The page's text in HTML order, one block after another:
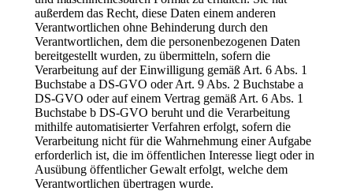
außerdem das Recht, diese Daten einem anderen
Verantwortlichen ohne Behinderung durch den
Verantwortlichen, dem die personenbezogenen Daten
bereitgestellt wurden, zu übermitteln, sofern die
Verarbeitung auf der Einwilligung gemäß Art. 6 Abs. 1
Buchstabe a DS-GVO oder Art. 9 Abs. 2 Buchstabe a
DS-GVO oder auf einem Vertrag gemäß Art. 6 Abs. 1
Buchstabe b DS-GVO beruht und die Verarbeitung
mithilfe automatisierter Verfahren erfolgt, sofern die
Verarbeitung nicht für die Wahrnehmung einer Aufgabe
erforderlich ist, die im öffentlichen Interesse liegt oder in
Ausübung öffentlicher Gewalt erfolgt, welche dem
Verantwortlichen übertragen wurde.